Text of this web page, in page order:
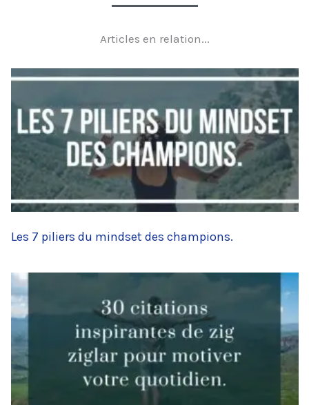
Articles en relation...
Les 7 piliers du mindset des champions.